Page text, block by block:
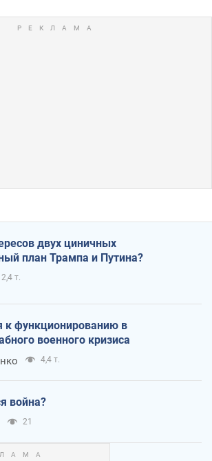
двух циничных
план Трампа и Путина?
2,4 т.
к функционированию в
военного кризиса
4,4 т.
война?
21